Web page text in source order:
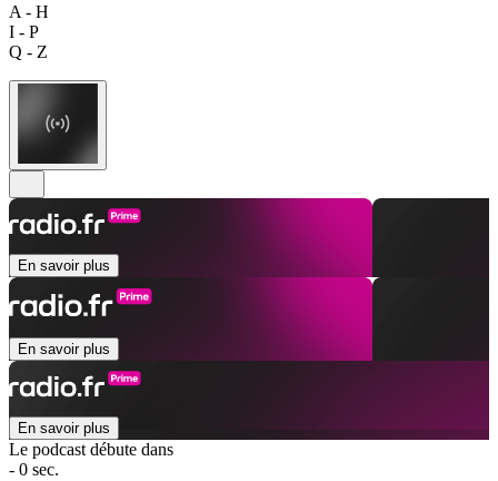
A - H
I - P
Q - Z
En savoir plus
En savoir plus
En savoir plus
Le podcast débute dans
- 0 sec.